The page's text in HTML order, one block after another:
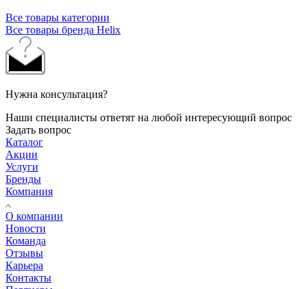
Все товары категории
Все товары бренда Helix
Нужна консультация?
Наши специалисты ответят на любой интересующий вопрос
Задать вопрос
Каталог
Акции
Услуги
Бренды
Компания
О компании
Новости
Команда
Отзывы
Карьера
Контакты